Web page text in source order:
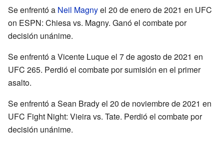
Se enfrentó a Neil Magnyel 20 de enero de 2021 en UFC
on ESPN: Chiesa vs. Magny. Ganó el combate por
decisión unánime.
Se enfrentó a Vicente Luque el 7 de agosto de 2021 en
UFC 265. Perdió el combate por sumisión en el primer
asalto.
Se enfrentó a Sean Brady el 20 de noviembre de 2021 en
UFC Fight Night: Vieira vs. Tate. Perdió el combate por
decisión unánime.